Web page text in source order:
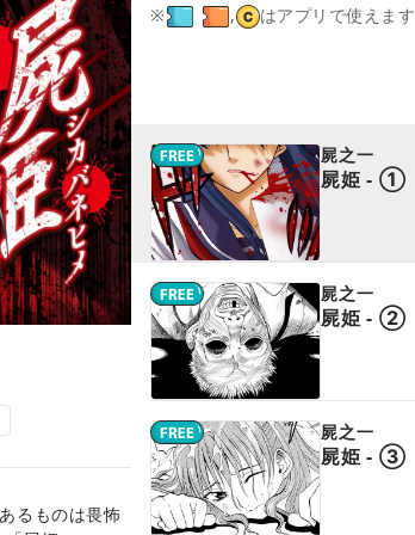
るものは畏怖
※ , はアプリで使えます
屍之一
屍姫 - ①
屍之一
屍姫 - ②
屍之一
屍姫 - ③